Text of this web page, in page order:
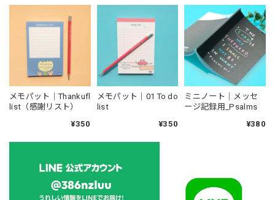
メモパット｜Thankufl
list（感謝リスト）
¥350
メモパット｜01 To do
list
¥350
ミニノート｜メッセ
ージ記録用_Psalms
¥380